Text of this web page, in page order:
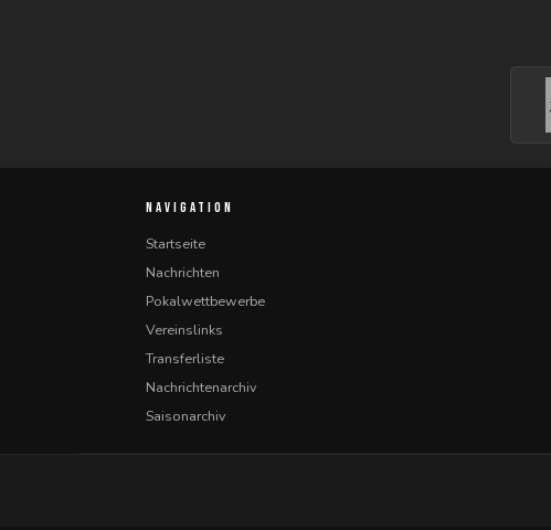
NAVIGATION
Startseite
Nachrichten
Pokalwettbewerbe
Vereinslinks
Transferliste
Nachrichtenarchiv
Saisonarchiv